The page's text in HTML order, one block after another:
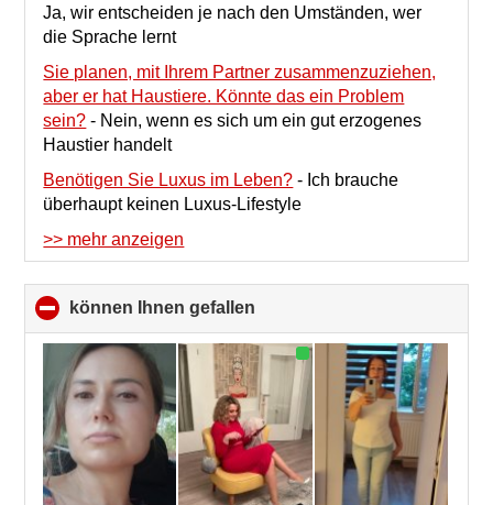
Ja, wir entscheiden je nach den Umständen, wer
die Sprache lernt
Sie planen, mit Ihrem Partner zusammenzuziehen,
aber er hat Haustiere. Könnte das ein Problem
sein? - Nein, wenn es sich um ein gut erzogenes
Haustier handelt
Benötigen Sie Luxus im Leben? - Ich brauche
überhaupt keinen Luxus-Lifestyle
>> mehr anzeigen
können Ihnen gefallen
to
collapse
contents